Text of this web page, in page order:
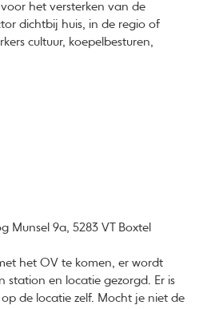
het versterken van de
dichtbij huis, in de regio of
cultuur, koepelbesturen,
Munsel 9a, 5283 VT Boxtel
het OV te komen, er wordt
station en locatie gezorgd. Er is
de locatie zelf. Mocht je niet de